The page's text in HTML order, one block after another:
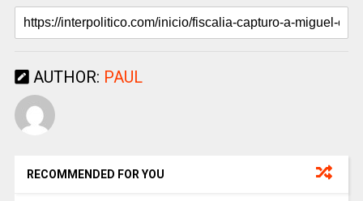
AUTHOR: PAUL
RECOMMENDED FOR YOU